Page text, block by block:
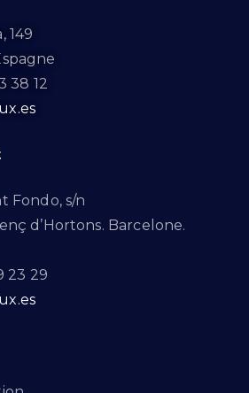
149
38 12
Fondo, s/n
d’Hortons. Barcelone.
23 29